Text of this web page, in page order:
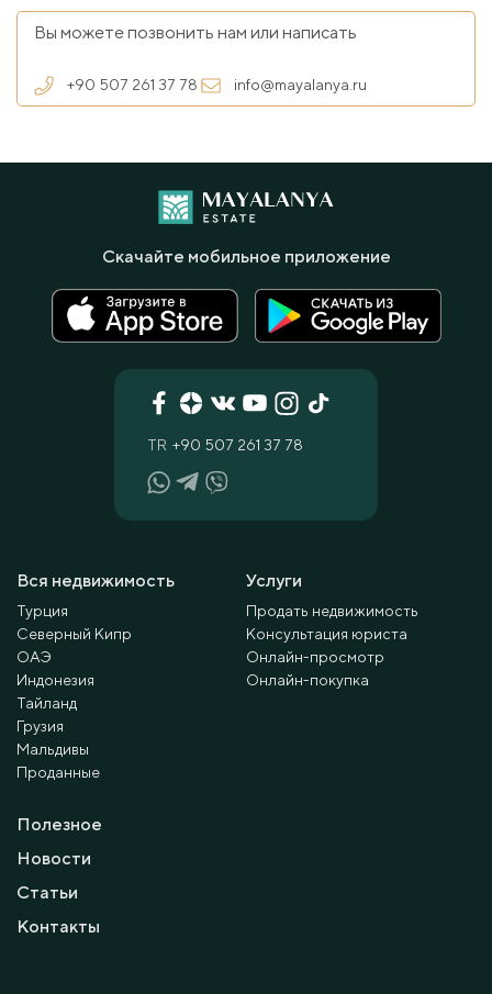
Вы можете позвонить нам или написать
+90 507 261 37 78 info@mayalanya.ru
Вся недвижимость
Турция
Северный Кипр
ОАЭ
Индонезия
Тайланд
Грузия
Мальдивы
Проданные
Услуги
Продать недвижимость
Консультация юриста
Онлайн-просмотр
Онлайн-покупка
Полезное
Новости
Статьи
Контакты
TR +90 507 261 37 78
Скачайте мобильное приложение